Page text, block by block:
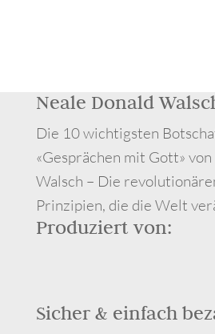
Neale Donald
Die 10 wichtigsten
«Gesprächen mit Gott»
Walsch – Die
Prinzipien, die die Welt
Produziert von:
Sicher & einfach